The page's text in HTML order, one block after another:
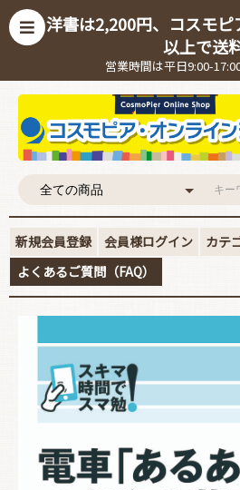
洋書は2,200円、コスモ
以上で送
営業時間は平日9:00-
新規会員登録 会員様ログイン
カテ
よくあるご質問（FAQ）